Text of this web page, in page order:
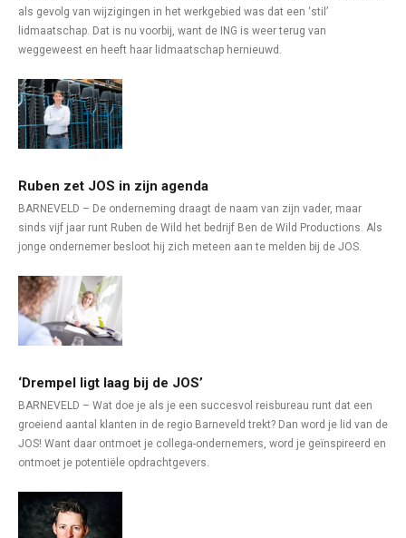
als gevolg van wijzigingen in het werkgebied was dat een ‘stil’
lidmaatschap. Dat is nu voorbij, want de ING is weer terug van
weggeweest en heeft haar lidmaatschap hernieuwd.
Ruben zet JOS in zijn agenda
BARNEVELD – De onderneming draagt de naam van zijn vader, maar
sinds vijf jaar runt Ruben de Wild het bedrijf Ben de Wild Productions. Als
jonge ondernemer besloot hij zich meteen aan te melden bij de JOS.
‘Drempel ligt laag bij de JOS’
BARNEVELD – Wat doe je als je een succesvol reisbureau runt dat een
groeiend aantal klanten in de regio Barneveld trekt? Dan word je lid van de
JOS! Want daar ontmoet je collega-ondernemers, word je geïnspireerd en
ontmoet je potentiële opdrachtgevers.